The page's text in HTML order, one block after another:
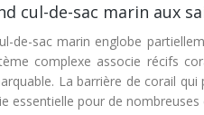
cul-de-sac marin aux
de-sac marin englobe
complexe associe récifs
La barrière de corail
essentielle pour de nombreuses